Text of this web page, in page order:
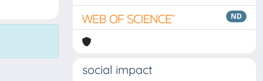
ND
social impact